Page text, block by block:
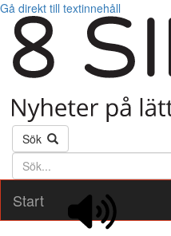
Gå direkt till textinnehåll
Sök
Söktext
Start